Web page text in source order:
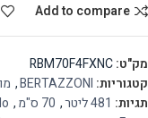
Add to compare
מק"ט:RBM70F4FXNC
קטגוריות: BERTAZZONI
,
תגיות: 481 ליטר , 70 ס"מ ,